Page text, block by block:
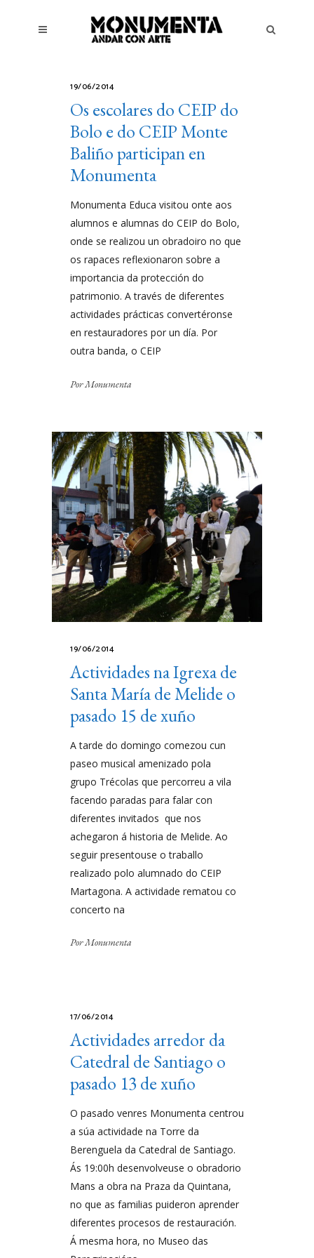
19/06/2014
Os escolares do CEIP do
Bolo e do CEIP Monte
Baliño participan en
Monumenta
Monumenta Educa visitou onte aos
alumnos e alumnas do CEIP do Bolo,
onde se realizou un obradoiro no que
os rapaces reflexionaron sobre a
importancia da protección do
patrimonio. A través de diferentes
actividades prácticas convertéronse
en restauradores por un día. Por
outra banda, o CEIP
Por Monumenta
19/06/2014
Actividades na Igrexa de
Santa María de Melide o
pasado 15 de xuño
A tarde do domingo comezou cun
paseo musical amenizado pola
grupo Trécolas que percorreu a vila
facendo paradas para falar con
diferentes invitados que nos
achegaron á historia de Melide. Ao
seguir presentouse o traballo
realizado polo alumnado do CEIP
Martagona. A actividade rematou co
concerto na
PorMonumenta
17/06/2014
Actividades arredor da
Catedral de Santiago o
pasado 13 de xuño
O pasado venres Monumenta centrou
a súa actividade na Torre da
Berenguela da Catedral de Santiago.
Ás 19:00h desenvolveuse o obradorio
Mans a obra na Praza da Quintana,
no que as familias puideron aprender
diferentes procesos de restauración.
Á mesma hora, no Museo das